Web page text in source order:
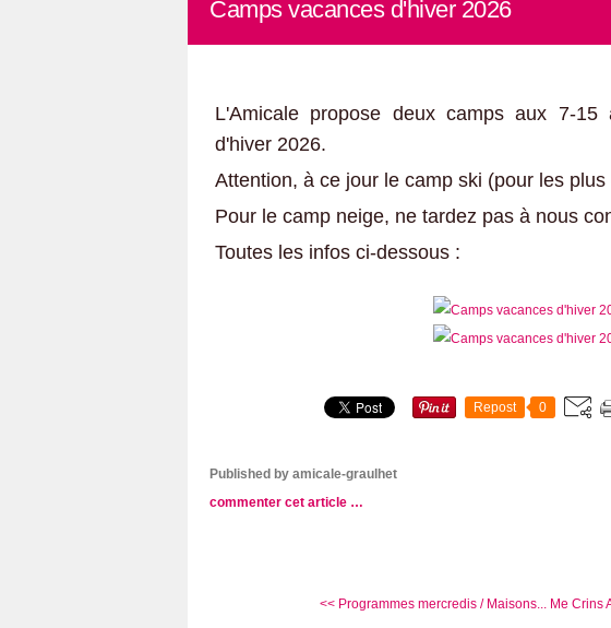
Camps vacances d'hiver 2026
L'Amicale propose deux camps aux 7-15
d'hiver 2026.
Attention, à ce jour le camp ski (pour les
Pour le camp neige, ne tardez pas à nous
Toutes les infos ci-dessous :
Repost 0
Published by amicale-graulhet
commenter cet article …
<< Programmes mercredis / Maisons... Me Crins